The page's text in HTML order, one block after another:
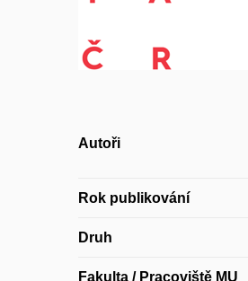
Autoři
Rok publikování
Druh
Fakulta / Pracoviště MU